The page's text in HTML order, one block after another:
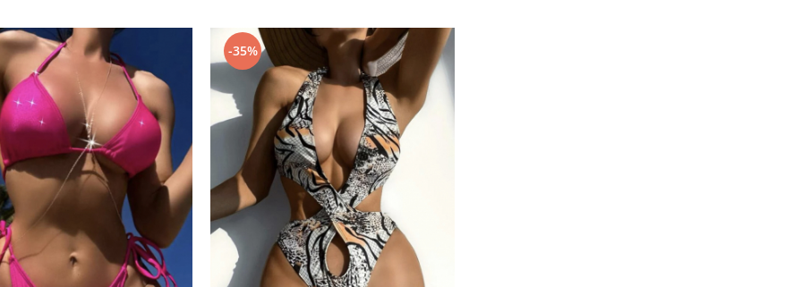
-35%